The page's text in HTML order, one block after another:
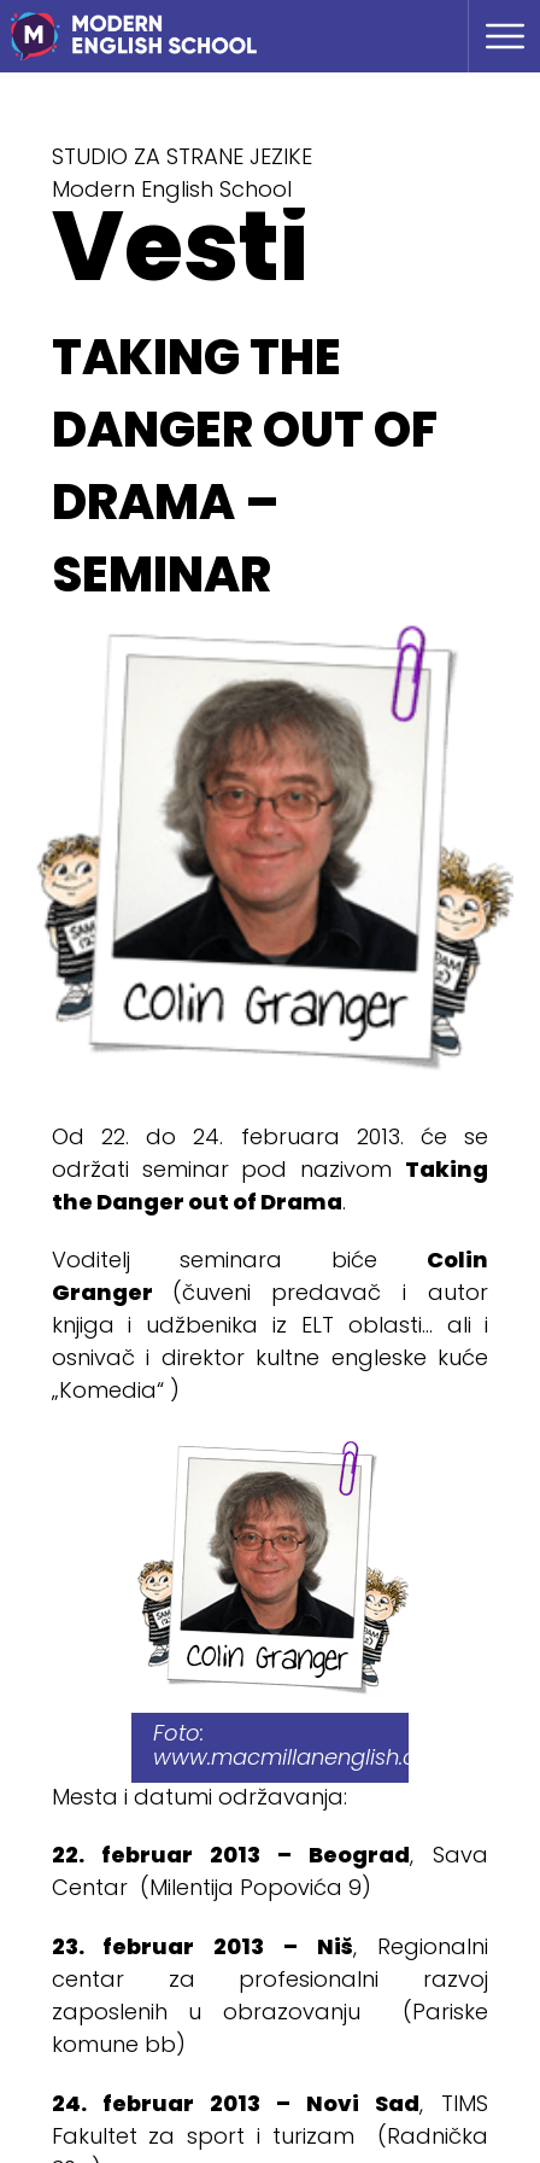
STUDIO ZA STRANE JEZIKE
Modern English School
Vesti
TAKING THE
DANGER OUT OF
DRAMA –
SEMINAR
Od 22. do 24. februara 2013. će se
održati seminar pod nazivom Taking
the Danger out of Drama.
Voditelj seminara biće Colin
Granger (čuveni predavač i autor
knjiga i udžbenika iz ELT oblasti… ali i
osnivač i direktor kultne engleske kuće
„Komedia“ )
Foto:
www.macmillanenglish.com
Mesta i datumi održavanja:
22. februar 2013 – Beograd, Sava
Centar (Milentija Popovića 9)
23. februar 2013 – Niš, Regionalni
centar za profesionalni razvoj
zaposlenih u obrazovanju (Pariske
komune bb)
24. februar 2013 – Novi Sad, TIMS
Fakultet za sport i turizam (Radnička